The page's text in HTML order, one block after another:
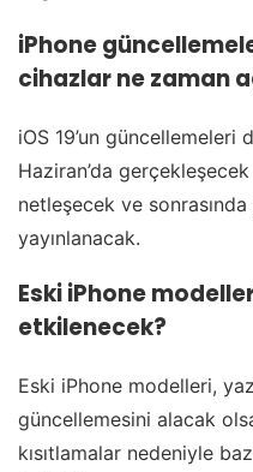
iPhone
cihazlar ne zaman
iOS 19’un
Haziran’da
netleşecek ve
yayınlanacak.
Eski iPhone
etkilenecek?
Eski iPhone modelleri,
güncellemesini alacak
kısıtlamalar nedeniyle